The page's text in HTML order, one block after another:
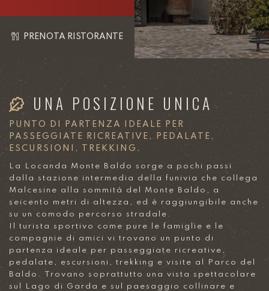
PRENOTA RISTORANTE
UNA POSIZIONE UNICA
PUNTO DI PARTENZA IDEALE PER
PASSEGGIATE RICREATIVE, PEDALATE,
ESCURSIONI, TREKKING.
La Locanda Monte Baldo sorge a pochi passi
dalla stazione intermedia della funivia che collega
Malcesine alla sommità del Monte Baldo, a
seicento metri di altezza, ed è raggiungibile anche
su un comodo percorso stradale.
Il turista sportivo come pure le famiglie e le
compagnie di amici vi trovano un punto di
partenza ideale per passeggiate ricreative,
pedalate, escursioni, trekking e visite al Parco del
Baldo. Trovano soprattutto una vista spettacolare
sul Lago di Garda e sul paesaggio collinare e